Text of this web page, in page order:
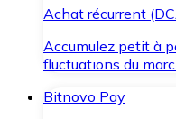
Achat récurrent
Accumulez petit à
fluctuations du
Bitnovo Pay